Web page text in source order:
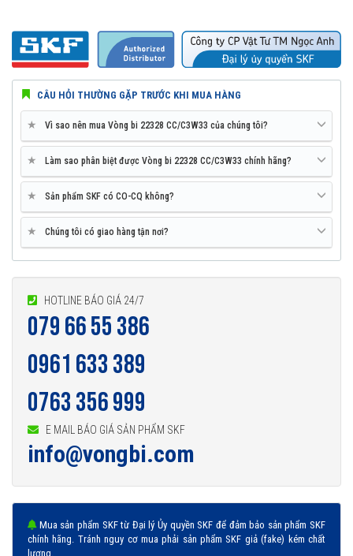
CÂU HỎI THƯỜNG GẶP TRƯỚC KHI MUA HÀNG
★ Vì sao nên mua Vòng bi 22328 CC/C3W33 của chúng tôi?
★ Làm sao phân biệt được Vòng bi 22328 CC/C3W33 chính hãng?
★ Sản phẩm SKF có CO-CQ không?
★ Chúng tôi có giao hàng tận nơi?
HOTLINE BÁO GIÁ 24/7
079 66 55 386
0961 633 389
0763 356 999
E MAIL BÁO GIÁ SẢN PHẨM SKF
info@vongbi.com
Mua sản phẩm SKF từ Đại lý Ủy quyền SKF để đảm bảo sản phẩm SKF
chính hãng. Tránh nguy cơ mua phải sản phẩm SKF giả (fake) kém chất
lượng.